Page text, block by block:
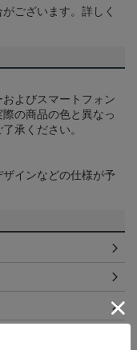
ございます。詳しく
よびスマートフォン
の商品の色と異なっ
承ください。
インなどの仕様が予